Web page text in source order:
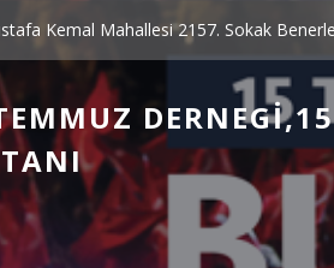
Kemal Mahallesi 2157. Sokak